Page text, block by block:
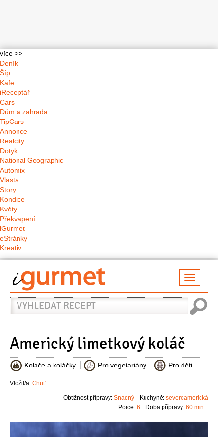
více >>
Deník
Šíp
Kafe
iReceptář
Cars
Dům a zahrada
TipCars
Annonce
Realcity
Dotyk
National Geographic
Automix
Vlasta
Story
Kondice
Květy
Překvapení
iGurmet
eStránky
Kreativ
Vyhledat
recept
Americký limetkový koláč
Koláče a koláčky Pro vegetariány Pro děti
Vložil/a: Chuť
Kuchyně: severoamerická
Obtížnost přípravy: Snadný
Doba přípravy: 60 min.
Porce: 6